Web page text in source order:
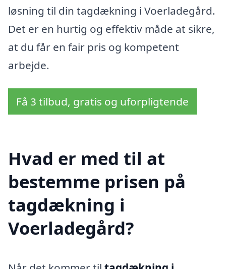
løsning til din tagdækning i Voerladegård.
Det er en hurtig og effektiv måde at sikre,
at du får en fair pris og kompetent
arbejde.
Få 3 tilbud, gratis og uforpligtende
Hvad er med til at
bestemme prisen på
tagdækning i
Voerladegård?